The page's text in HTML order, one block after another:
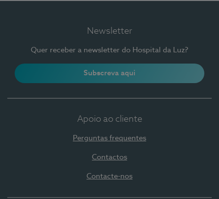
Newsletter
Quer receber a newsletter do Hospital da Luz?
Subscreva aqui
Apoio ao cliente
Perguntas frequentes
Contactos
Contacte-nos